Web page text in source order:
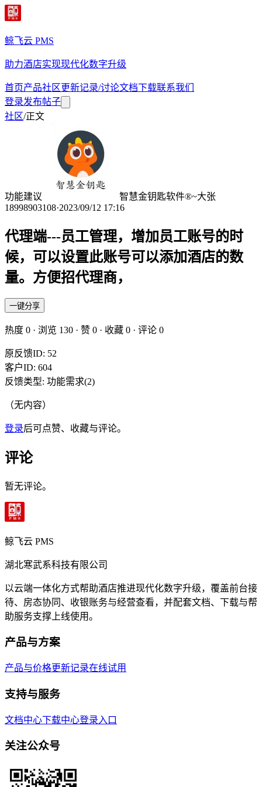
鲸飞云 PMS
助力酒店实现现代化数字升级
首页产品社区更新记录/讨论文档下载联系我们
登录发布帖子
社区/正文
功能建议
智慧金钥匙软件®~大张
18998903108·2023/09/12 17:16
代理端---员工管理，增加员工账号的时
候，可以设置此账号可以添加酒店的数
量。方便招代理商，
一键分享
热度 0 · 浏览 130 · 赞 0 · 收藏 0 · 评论 0
原反馈ID: 52
客户ID: 604
反馈类型: 功能需求(2)
（无内容）
登录后可点赞、收藏与评论。
评论
暂无评论。
鲸飞云 PMS
湖北寒武系科技有限公司
以云端一体化方式帮助酒店推进现代化数字升级，覆盖前台接
待、房态协同、收银账务与经营查看，并配套文档、下载与帮
助服务支撑上线使用。
产品与方案
产品与价格更新记录在线试用
支持与服务
文档中心下载中心登录入口
关注公众号